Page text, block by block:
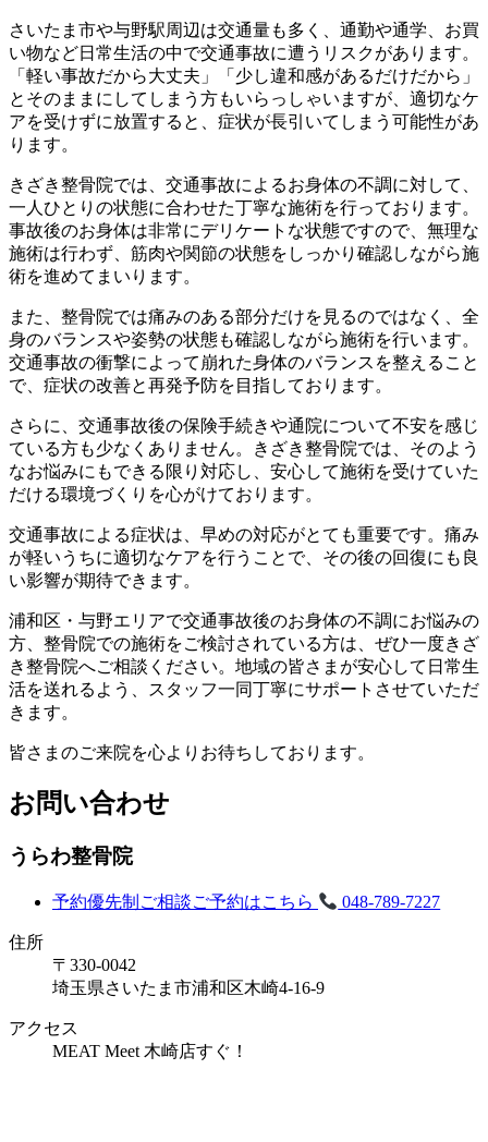
さいたま市や与野駅周辺は交通量も多く、通勤や通学、お買
い物など日常生活の中で交通事故に遭うリスクがあります。
「軽い事故だから大丈夫」「少し違和感があるだけだから」
とそのままにしてしまう方もいらっしゃいますが、適切なケ
アを受けずに放置すると、症状が長引いてしまう可能性があ
ります。
きざき整骨院では、交通事故によるお身体の不調に対して、
一人ひとりの状態に合わせた丁寧な施術を行っております。
事故後のお身体は非常にデリケートな状態ですので、無理な
施術は行わず、筋肉や関節の状態をしっかり確認しながら施
術を進めてまいります。
また、整骨院では痛みのある部分だけを見るのではなく、全
身のバランスや姿勢の状態も確認しながら施術を行います。
交通事故の衝撃によって崩れた身体のバランスを整えること
で、症状の改善と再発予防を目指しております。
さらに、交通事故後の保険手続きや通院について不安を感じ
ている方も少なくありません。きざき整骨院では、そのよう
なお悩みにもできる限り対応し、安心して施術を受けていた
だける環境づくりを心がけております。
交通事故による症状は、早めの対応がとても重要です。痛み
が軽いうちに適切なケアを行うことで、その後の回復にも良
い影響が期待できます。
浦和区・与野エリアで交通事故後のお身体の不調にお悩みの
方、整骨院での施術をご検討されている方は、ぜひ一度きざ
き整骨院へご相談ください。地域の皆さまが安心して日常生
活を送れるよう、スタッフ一同丁寧にサポートさせていただ
きます。
皆さまのご来院を心よりお待ちしております。
お問い合わせ
うらわ整骨院
予約優先制 ご相談ご予約はこちら 048-789-7227
住所
〒330-0042
埼玉県さいたま市浦和区木崎4-16-9
アクセス
MEAT Meet 木崎店すぐ！